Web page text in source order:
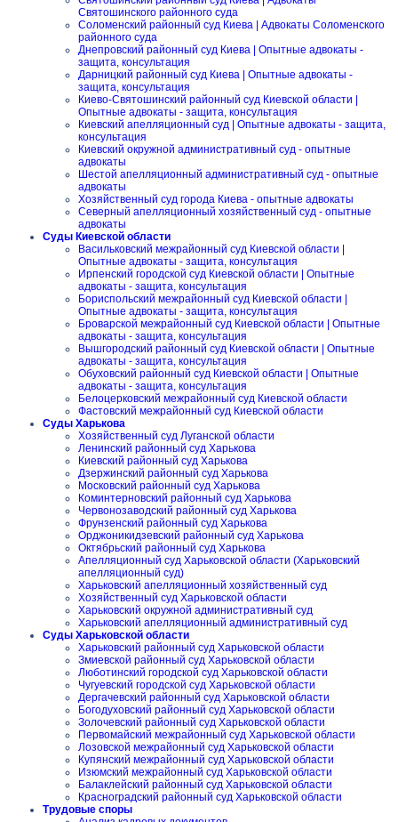
Святошинского районного суда
Соломенский районный суд Киева | Адвокаты Соломенского
районного суда
Днепровский районный суд Киева | Опытные адвокаты -
защита, консультация
Дарницкий районный суд Киева | Опытные адвокаты -
защита, консультация
Киево-Святошинский районный суд Киевской области |
Опытные адвокаты - защита, консультация
Киевский апелляционный суд | Опытные адвокаты - защита,
консультация
Киевский окружной административный суд - опытные
адвокаты
Шестой апелляционный административный суд - опытные
адвокаты
Хозяйственный суд города Киева - опытные адвокаты
Северный апелляционный хозяйственный суд - опытные
адвокаты
Суды Киевской области
Васильковский межрайонный суд Киевской области |
Опытные адвокаты - защита, консультация
Ирпенский городской суд Киевской области | Опытные
адвокаты - защита, консультация
Бориспольский межрайонный суд Киевской области |
Опытные адвокаты - защита, консультация
Броварской межрайонный суд Киевской области | Опытные
адвокаты - защита, консультация
Вышгородский районный суд Киевской области | Опытные
адвокаты - защита, консультация
Обуховский районный суд Киевской области | Опытные
адвокаты - защита, консультация
Белоцерковский межрайонный суд Киевской области
Фастовский межрайонный суд Киевской области
Суды Харькова
Хозяйственный суд Луганской области
Ленинский районный суд Харькова
Киевский районный суд Харькова
Дзержинский районный суд Харькова
Московский районный суд Харькова
Коминтерновский районный суд Харькова
Червонозаводский районный суд Харькова
Фрунзенский районный суд Харькова
Орджоникидзевский районный суд Харькова
Октябрьский районный суд Харькова
Апелляционный суд Харьковской области (Харьковский
апелляционный суд)
Харьковский апелляционный хозяйственный суд
Хозяйственный суд Харьковской области
Харьковский окружной административный суд
Харьковский апелляционный административный суд
Суды Харьковской области
Харьковский районный суд Харьковской области
Змиевской районный суд Харьковской области
Люботинский городской суд Харьковской области
Чугуевский городской суд Харьковской области
Дергачевский районный суд Харьковской области
Богодуховский районный суд Харьковской области
Золочевский районный суд Харьковской области
Первомайский межрайонный суд Харьковской области
Лозовской межрайонный суд Харьковской области
Купянский межрайонный суд Харьковской области
Изюмский межрайонный суд Харьковской области
Балаклейский районный суд Харьковской области
Красноградский районный суд Харьковской области
Трудовые споры